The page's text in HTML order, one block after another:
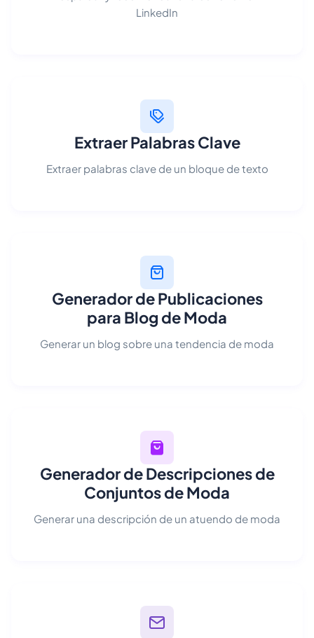
LinkedIn
Extraer Palabras Clave
Extraer palabras clave de un bloque de texto
Generador de Publicaciones
para Blog de Moda
Generar un blog sobre una tendencia de moda
Generador de Descripciones de
Conjuntos de Moda
Generar una descripción de un atuendo de moda